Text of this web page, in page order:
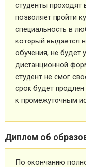
студенты проходят
позволяет пройти
специальность в
который выдается
обучения, не будет
дистанционной
студент не смог
срок будет продлен
к промежуточным
Диплом об
По окончанию